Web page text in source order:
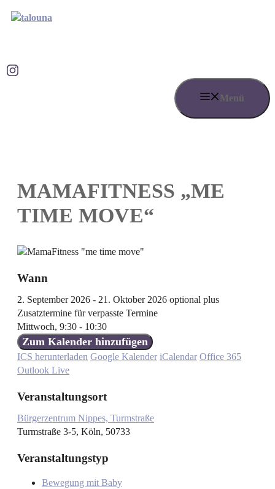
Zum
Inhalt
Talouna bei Instagram
Menü
MAMAFITNESS „ME
TIME MOVE“
Wann
2. September 2026 - 21. Oktober 2026 optional plus
Zusatztermine für verpasste Termine
Mittwoch, 9:30 - 10:30
Zum Kalender hinzufügen
ICS herunterladen Google Kalender iCalendar Office 365
Outlook Live
Veranstaltungsort
Bürgerzentrum Nippes, Turmstraße
Turmstraße 3-5, Köln, 50733
Veranstaltungstyp
Bewegung mit Baby